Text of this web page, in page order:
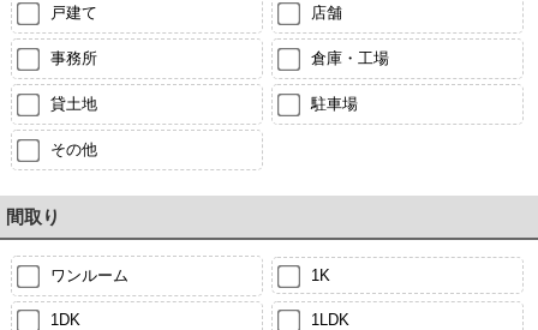
戸建て 店舗
事務所 倉庫・工場
貸土地 駐車場
その他
間取り
ワンルーム 1K
1DK 1LDK